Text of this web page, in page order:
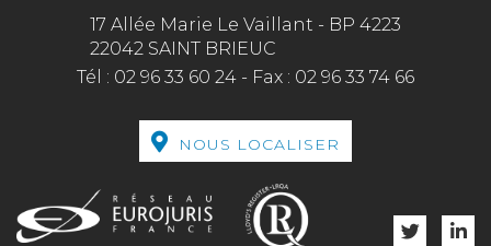
17 Allée Marie Le Vaillant - BP 4223
22042 SAINT BRIEUC
Tél : 02 96 33 60 24 - Fax : 02 96 33 74 66
NOUS LOCALISER